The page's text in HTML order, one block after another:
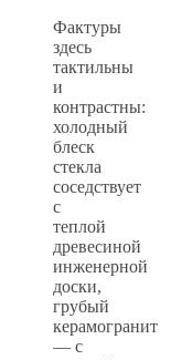
Фактуры
здесь
тактильны
и
контрастны:
холодный
блеск
стекла
соседствует
с
теплой
древесиной
инженерной
доски,
грубый
керамогранит
— с